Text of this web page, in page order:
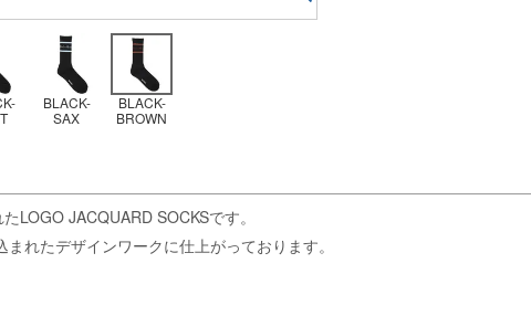
BLACK-
SAX
BLACK-
BROWN
LOGO JACQUARD SOCKSです。
れたデザインワークに仕上がっております。